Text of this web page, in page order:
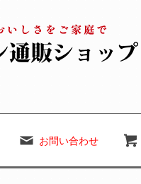
お問い合わせ